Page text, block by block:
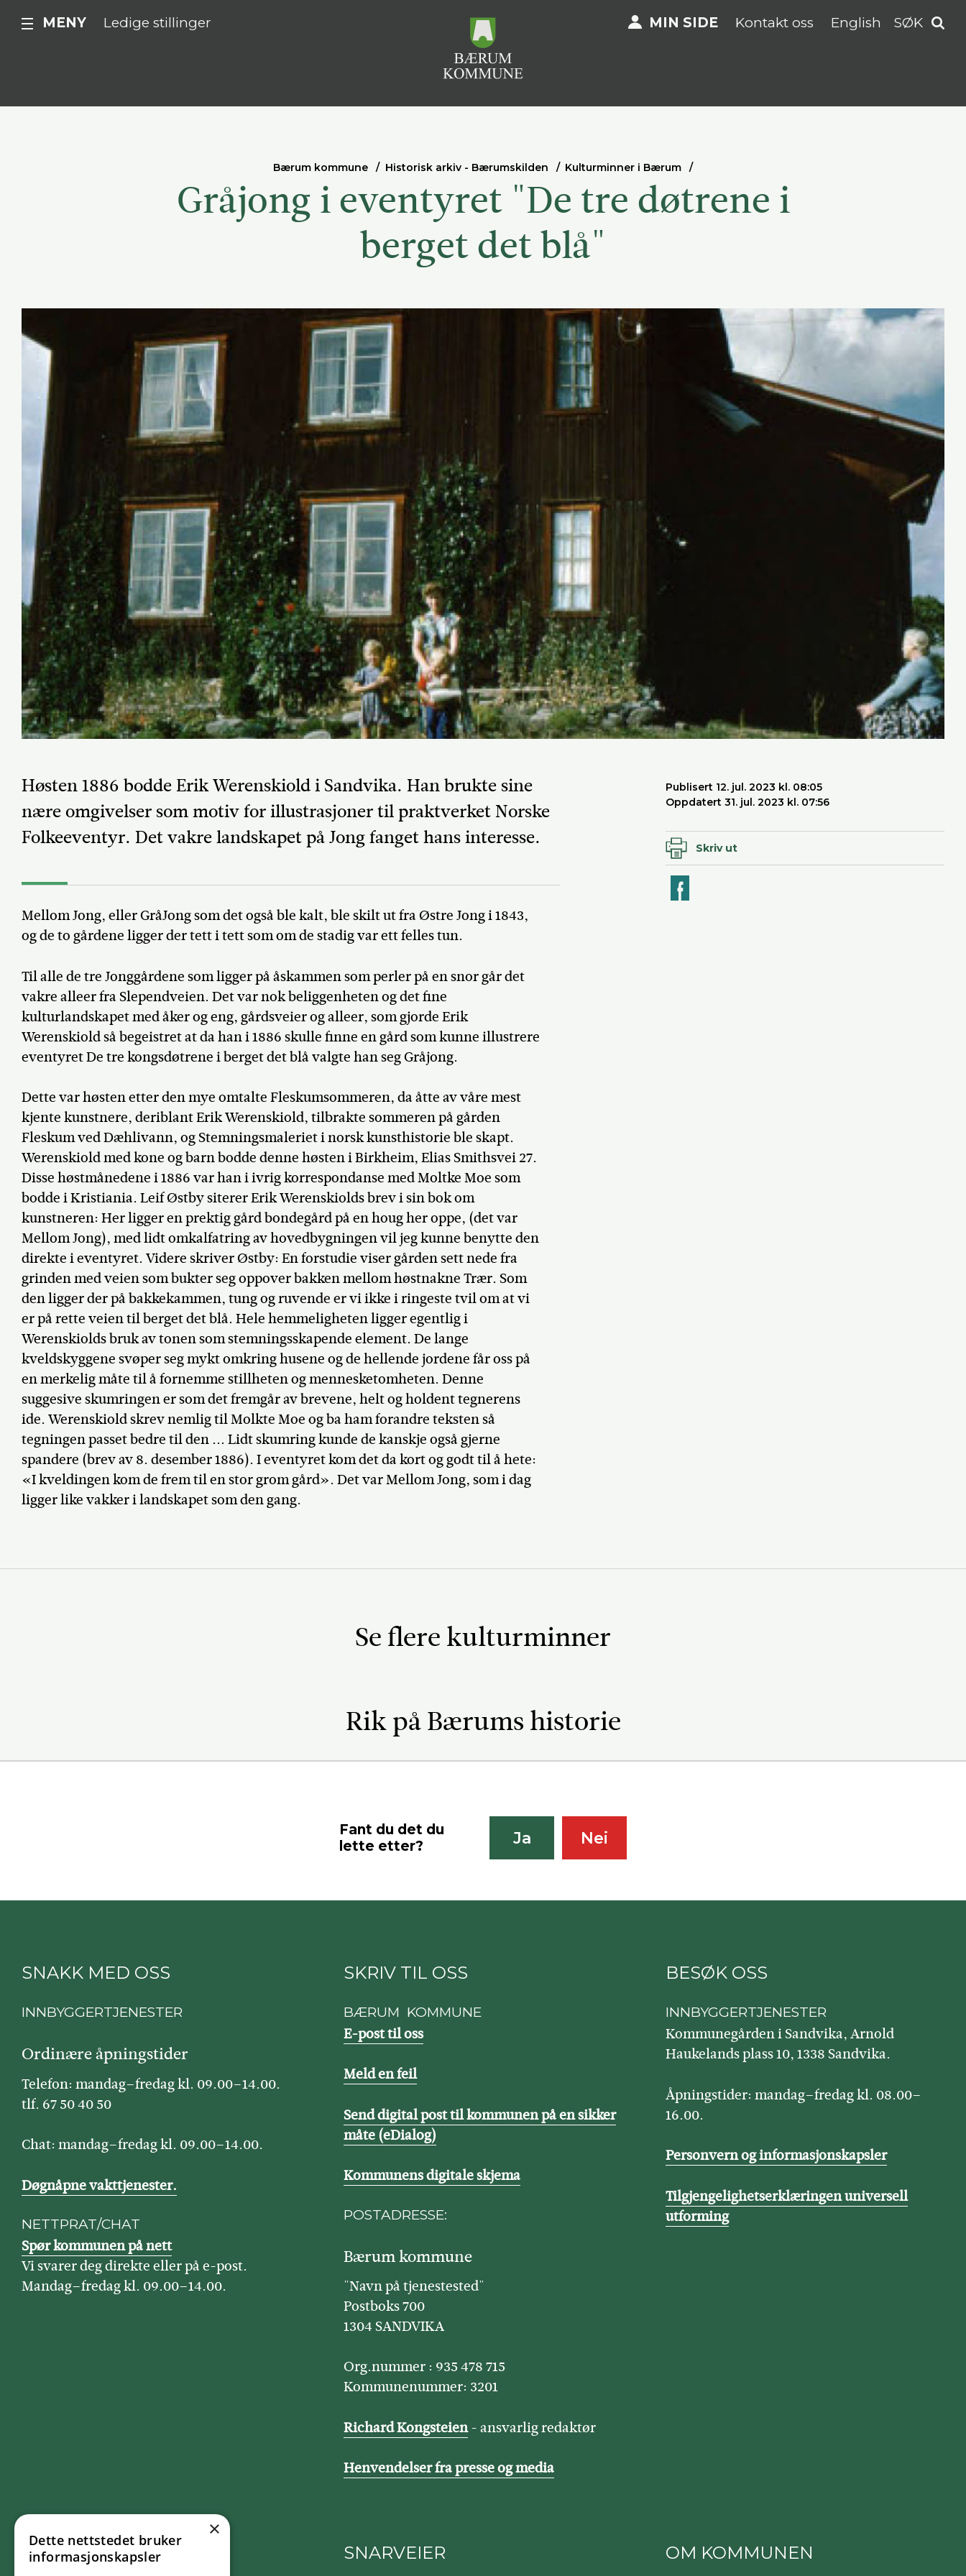
MENY Ledige stillinger MIN SIDE Kontakt oss English SØK
Bærum kommune Historisk arkiv - Bærumskilden Kulturminner i Bærum
Gråjong i eventyret "De tre døtrene i
berget det blå"
Høsten 1886 bodde Erik Werenskiold i Sandvika. Han brukte sine
nære omgivelser som motiv for illustrasjoner til praktverket Norske
Folkeeventyr. Det vakre landskapet på Jong fanget hans interesse.
Publisert 12. jul. 2023 kl. 08:05
Oppdatert 31. jul. 2023 kl. 07:56
Skriv ut
Mellom Jong, eller GråJong som det også ble kalt, ble skilt ut fra Østre Jong i 1843,
og de to gårdene ligger der tett i tett som om de stadig var ett felles tun.
Til alle de tre Jonggårdene som ligger på åskammen som perler på en snor går det
vakre alleer fra Slependveien. Det var nok beliggenheten og det fine
kulturlandskapet med åker og eng, gårdsveier og alleer, som gjorde Erik
Werenskiold så begeistret at da han i 1886 skulle finne en gård som kunne illustrere
eventyret De tre kongsdøtrene i berget det blå valgte han seg Gråjong.
Dette var høsten etter den mye omtalte Fleskumsommeren, da åtte av våre mest
kjente kunstnere, deriblant Erik Werenskiold, tilbrakte sommeren på gården
Fleskum ved Dæhlivann, og Stemningsmaleriet i norsk kunsthistorie ble skapt.
Werenskiold med kone og barn bodde denne høsten i Birkheim, Elias Smithsvei 27.
Disse høstmånedene i 1886 var han i ivrig korrespondanse med Moltke Moe som
bodde i Kristiania. Leif Østby siterer Erik Werenskiolds brev i sin bok om
kunstneren: Her ligger en prektig gård bondegård på en houg her oppe, (det var
Mellom Jong), med lidt omkalfatring av hovedbygningen vil jeg kunne benytte den
direkte i eventyret. Videre skriver Østby: En forstudie viser gården sett nede fra
grinden med veien som bukter seg oppover bakken mellom høstnakne Trær. Som
den ligger der på bakkekammen, tung og ruvende er vi ikke i ringeste tvil om at vi
er på rette veien til berget det blå. Hele hemmeligheten ligger egentlig i
Werenskiolds bruk av tonen som stemningsskapende element. De lange
kveldskyggene svøper seg mykt omkring husene og de hellende jordene får oss på
en merkelig måte til å fornemme stillheten og mennesketomheten. Denne
suggesive skumringen er som det fremgår av brevene, helt og holdent tegnerens
ide. Werenskiold skrev nemlig til Molkte Moe og ba ham forandre teksten så
tegningen passet bedre til den ... Lidt skumring kunde de kanskje også gjerne
spandere (brev av 8. desember 1886). I eventyret kom det da kort og godt til å hete:
«I kveldingen kom de frem til en stor grom gård». Det var Mellom Jong, som i dag
ligger like vakker i landskapet som den gang.
Se flere kulturminner
Rik på Bærums historie
Fant du det du
lette etter?
Ja Nei
SNAKK MED OSS
INNBYGGERTJENESTER
Ordinære åpningstider
Telefon: mandag–fredag kl. 09.00–14.00.
tlf. 67 50 40 50
Chat: mandag–fredag kl. 09.00–14.00.
Døgnåpne vakttjenester.
NETTPRAT/CHAT
Spør kommunen på nett
Vi svarer deg direkte eller på e-post.
Mandag–fredag kl. 09.00–14.00.
SKRIV TIL OSS
BÆRUM KOMMUNE
E-post til oss
Meld en feil
Send digital post til kommunen på en sikker
måte (eDialog)
Kommunens digitale skjema
POSTADRESSE:
Bærum kommune
"Navn på tjenestested"
Postboks 700
1304 SANDVIKA
Org.nummer : 935 478 715
Kommunenummer: 3201
Richard Kongsteien- ansvarlig redaktør
Henvendelser fra presse og media
BESØK OSS
INNBYGGERTJENESTER
Kommunegården i Sandvika, Arnold
Haukelands plass 10, 1338 Sandvika.
Åpningstider: mandag–fredag kl. 08.00–
16.00.
Personvern og informasjonskapsler
Tilgjengelighetserklæringen universell
utforming
FØLG OSS SNARVEIER OM KOMMUNEN
×
Dette nettstedet bruker
informasjonskapsler